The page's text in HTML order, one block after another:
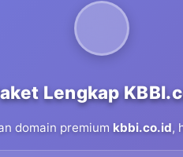
Lengkap
domain premium kbbi.co.id,